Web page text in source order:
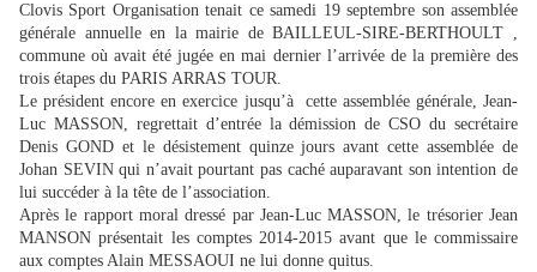
Clovis Sport Organisation tenait ce samedi 19 septembre son assemblée
générale annuelle en la mairie de BAILLEUL-SIRE-BERTHOULT ,
commune où avait été jugée en mai dernier l’arrivée de la première des
trois étapes du PARIS ARRAS TOUR.
Le président encore en exercice jusqu’à cette assemblée générale, Jean-
Luc MASSON, regrettait d’entrée la démission de CSO du secrétaire
Denis GOND et le désistement quinze jours avant cette assemblée de
Johan SEVIN qui n’avait pourtant pas caché auparavant son intention de
lui succéder à la tête de l’association.
Après le rapport moral dressé par Jean-Luc MASSON, le trésorier Jean
MANSON présentait les comptes 2014-2015 avant que le commissaire
aux comptes Alain MESSAOUI ne lui donne quitus.